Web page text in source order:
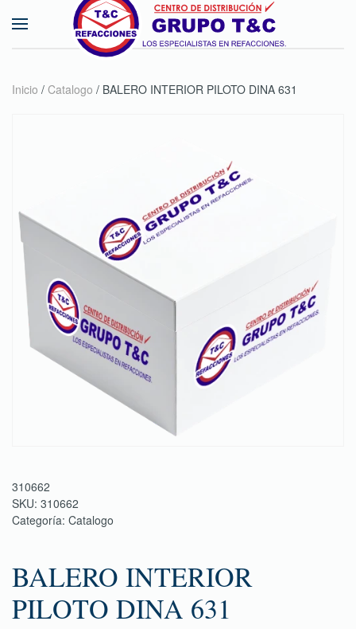
Skip to main content
Inicio / Catalogo / BALERO INTERIOR PILOTO DINA 631
310662
SKU: 310662
Categoría: Catalogo
BALERO INTERIOR
PILOTO DINA 631